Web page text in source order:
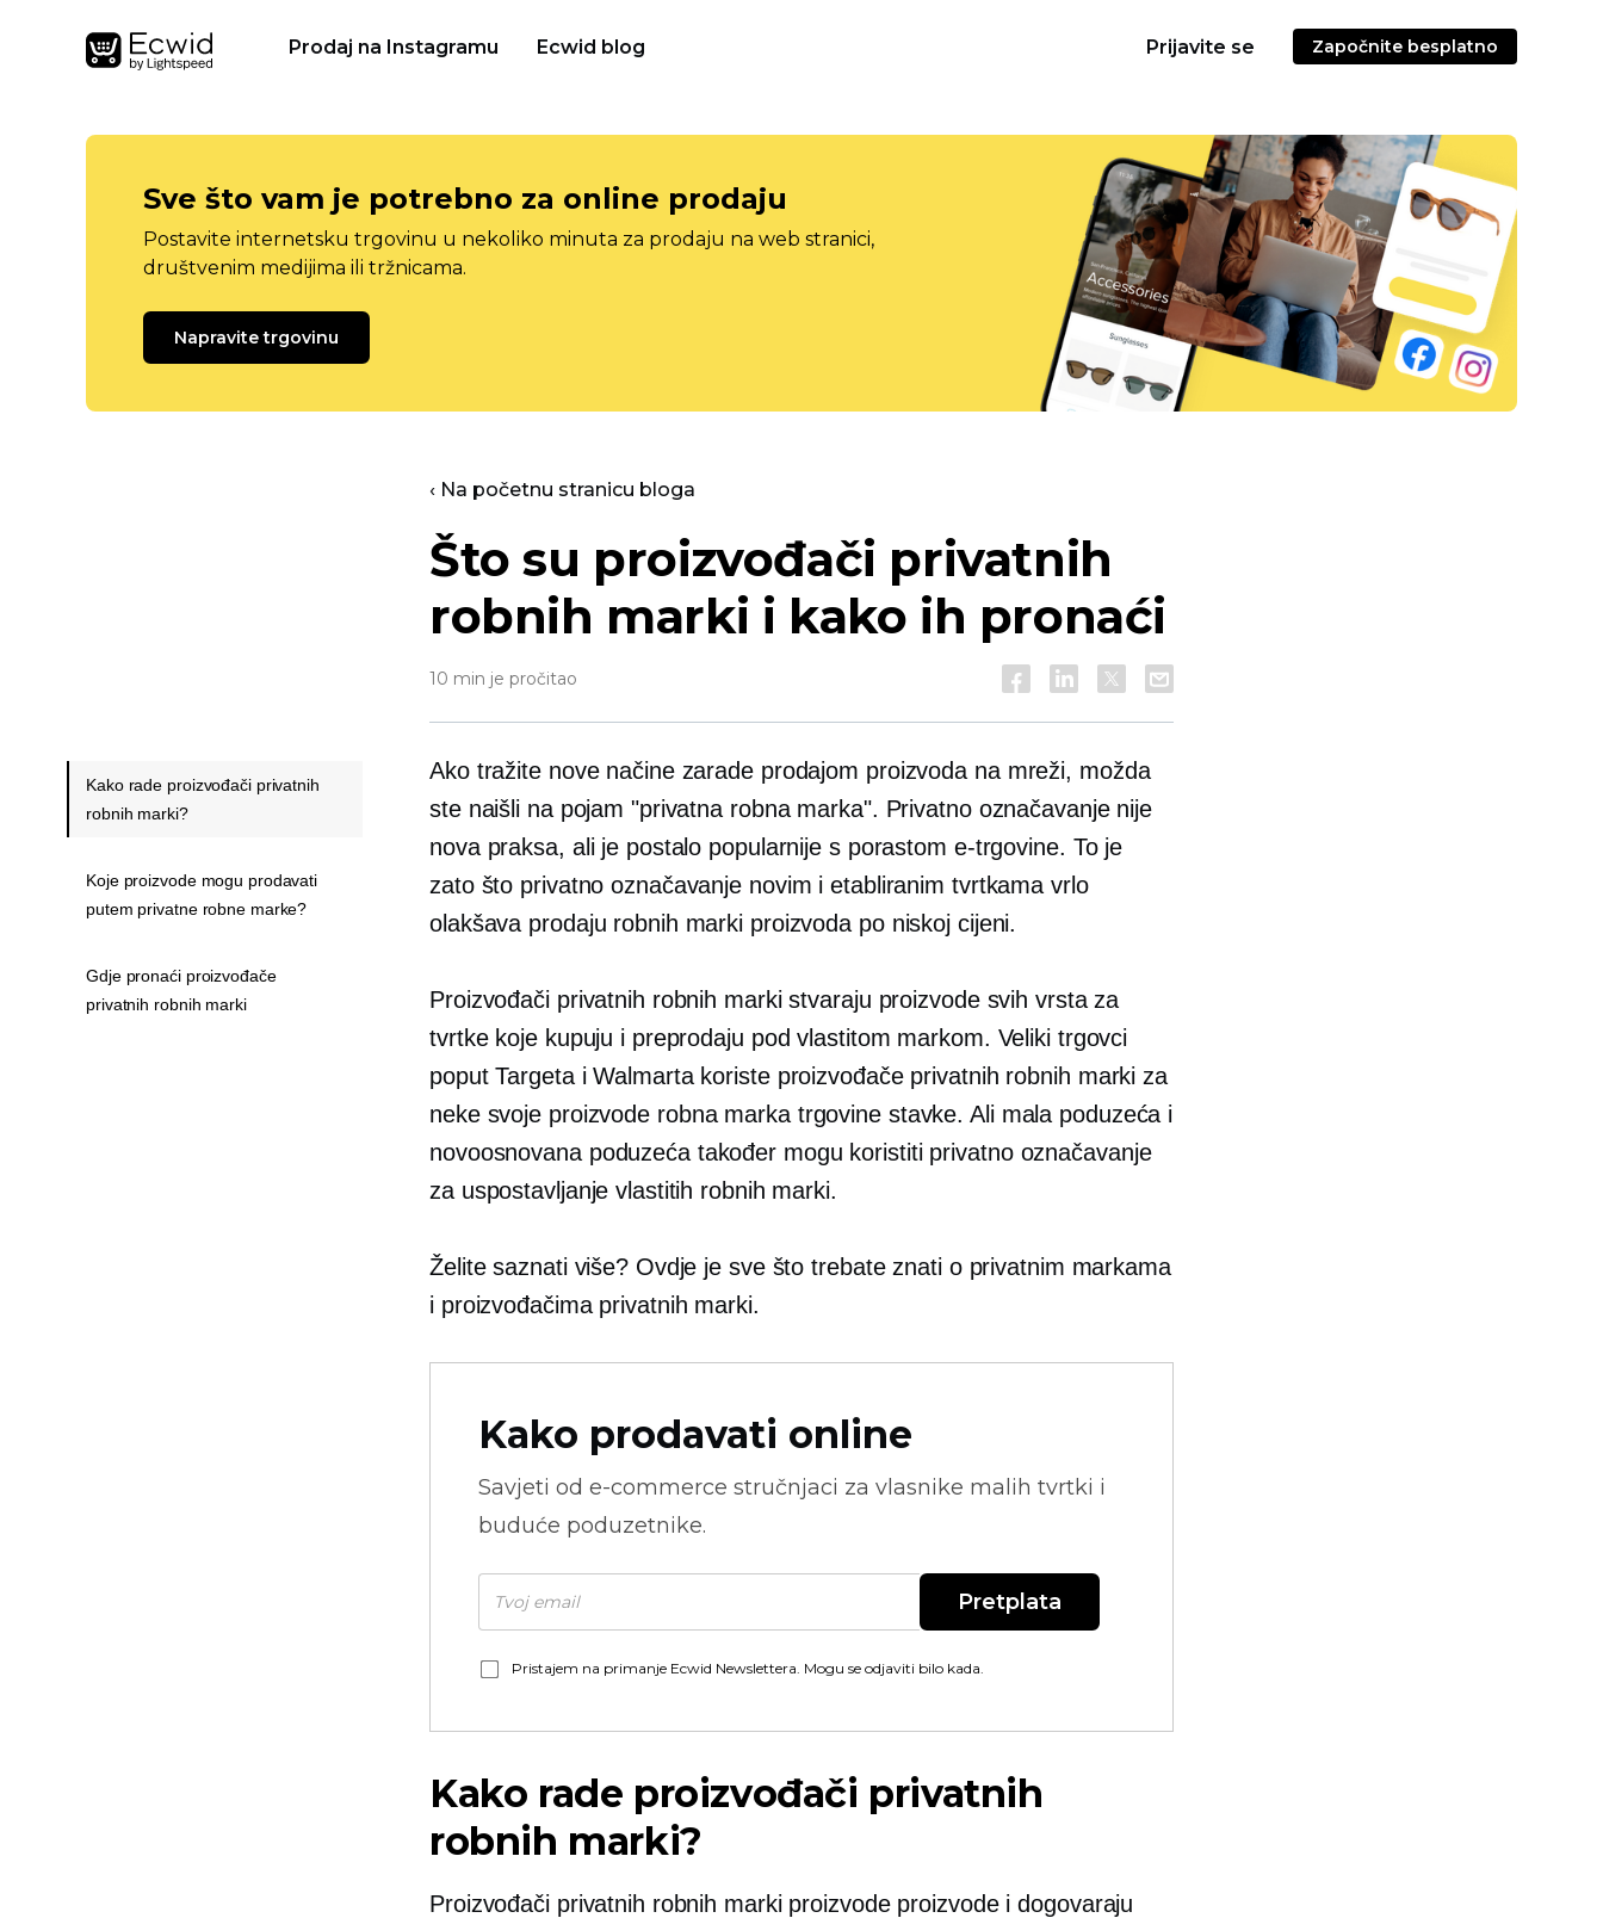
Prodaj na Instagramu Ecwid blog Prijavite se Započnite besplatno
Sve što vam je potrebno za online prodaju
Postavite internetsku trgovinu u nekoliko minuta za prodaju na web stranici,
društvenim medijima ili tržnicama.
Napravite trgovinu
‹ Na početnu stranicu bloga
Što su proizvođači privatnih
robnih marki i kako ih pronaći
10 min je pročitao
Ako tražite nove načine zarade prodajom proizvoda na mreži, možda
ste naišli na pojam "privatna robna marka". Privatno označavanje nije
nova praksa, ali je postalo popularnije s porastom e-trgovine. To je
zato što privatno označavanje novim i etabliranim tvrtkama vrlo
olakšava prodaju robnih marki proizvoda po niskoj cijeni.
Proizvođači privatnih robnih marki stvaraju proizvode svih vrsta za
tvrtke koje kupuju i preprodaju pod vlastitom markom. Veliki trgovci
poput Targeta i Walmarta koriste proizvođače privatnih robnih marki za
neke svoje proizvode robna marka trgovinestavke. Ali mala poduzeća i
novoosnovana poduzeća također mogu koristiti privatno označavanje
za uspostavljanje vlastitih robnih marki.
Želite saznati više? Ovdje je sve što trebate znati o privatnim markama
i proizvođačima privatnih marki.
Kako prodavati online
Savjeti od e-commerce stručnjaci za vlasnike malih tvrtki i
buduće poduzetnike.
Pretplata
Pristajem na primanje Ecwid Newslettera. Mogu se odjaviti bilo kada.
Kako rade proizvođači privatnih
robnih marki?
Proizvođači privatnih robnih marki proizvode proizvode i dogovaraju
Kako rade proizvođači privatnih
robnih marki?
Koje proizvode mogu prodavati
putem privatne robne marke?
Gdje pronaći proizvođače
privatnih robnih marki